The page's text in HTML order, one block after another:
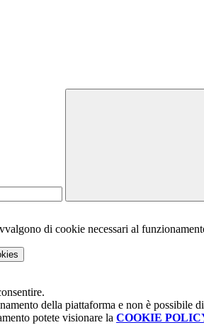
di cookie necessari al
della piattaforma e non è possibile
potete visionare la COOKIE